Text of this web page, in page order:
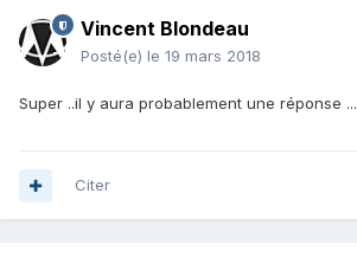
Vincent Blondeau
Posté(e) le 19 mars 2018
Super ..il y aura probablement une réponse ...
Citer